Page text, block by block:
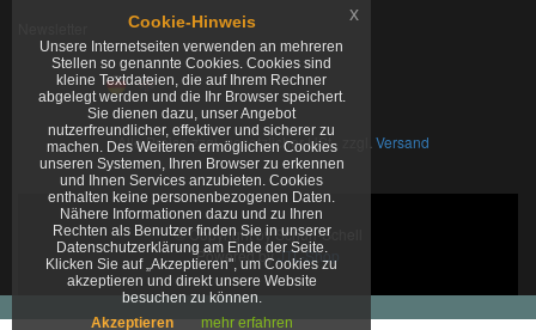
Cookie-Hinweis
Unsere Internetseiten verwenden an mehreren
Stellen so genannte Cookies. Cookies sind
kleine Textdateien, die auf Ihrem Rechner
abgelegt werden und die Ihr Browser speichert.
Sie dienen dazu, unser Angebot
nutzerfreundlicher, effektiver und sicherer zu
machen. Des Weiteren ermöglichen Cookies
unseren Systemen, Ihren Browser zu erkennen
und Ihnen Services anzubieten. Cookies
enthalten keine personenbezogenen Daten.
Nähere Informationen dazu und zu Ihren
Rechten als Benutzer finden Sie in unserer
Datenschutzerklärung am Ende der Seite.
Klicken Sie auf „Akzeptieren", um Cookies zu
akzeptieren und direkt unsere Website
besuchen zu können.
Akzeptieren
mehr erfahren
x
*Alle Preise zzgl. gesetzlicher USt., zzgl. Versand
© Copyright by Schuh-Schell
Powered byJTL-Shop